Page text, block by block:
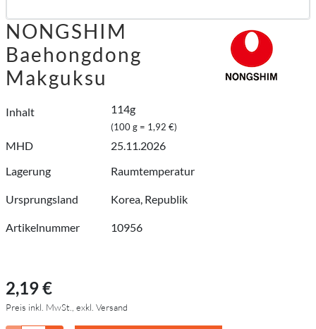
NONGSHIM
Baehongdong
Makguksu
Inhalt 114g
(100 g = 1,92 €)
MHD
25.11.2026
Lagerung
Raumtemperatur
Ursprungsland Korea, Republik
Artikelnummer 10956
2,19 €
Preis inkl. MwSt., exkl. Versand